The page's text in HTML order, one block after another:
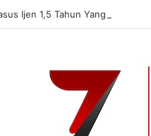
Ijen 1,5 Tahun Yang Lalu